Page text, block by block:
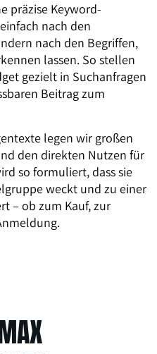
präzise Keyword-
nach den
nach den Begriffen,
lassen. So stellen
gezielt in Suchanfragen
Beitrag zum
legen wir großen
den direkten Nutzen für
so formuliert, dass sie
weckt und zu einer
– ob zum Kauf, zur